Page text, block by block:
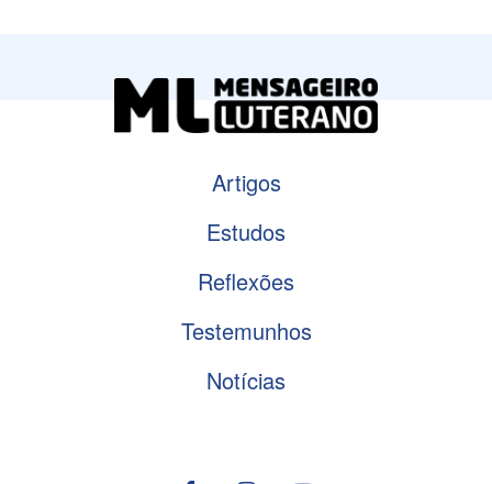
Artigos
Estudos
Reflexões
Testemunhos
Notícias